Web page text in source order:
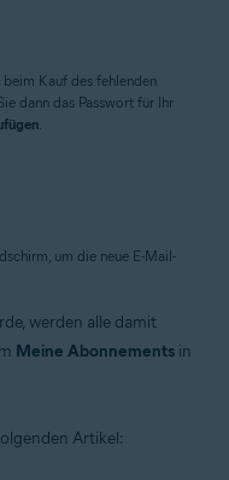
Kauf des fehlenden
dann das Passwort für Ihr
um die neue E-Mail-
werden alle damit
Meine Abonnements in
Artikel: